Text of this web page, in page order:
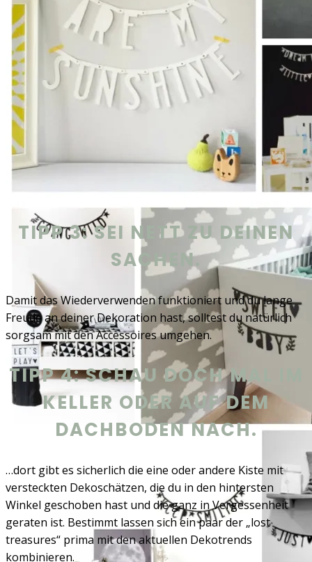
Festliche Deko „Letter Banner white“ von pickposh.de
TIPP 3: SEI NETT ZU DEINEN
SACHEN.
Damit das Wiederverwenden funktioniert und du lange
Freude an deiner Dekoration hast, solltest du natürlich
sorgsam mit den Accessoires umgehen.
TIPP 4: SCHAU DOCH MAL IM
KELLER ODER AUF DEM
DACHBODEN NACH.
…dort gibt es sicherlich die eine oder andere Kiste mit
versteckten Dekoschätzen, die du in den hintersten
Winkel geschoben hast und die ganz in Vergessenheit
geraten ist. Bestimmt lassen sich ein paar der „lost
treasures“ prima mit den aktuellen Dekotrends
kombinieren.